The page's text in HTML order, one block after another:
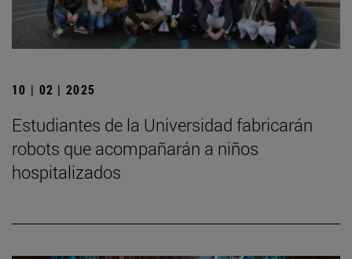
10 | 02 | 2025
Estudiantes de la Universidad fabricarán
robots que acompañarán a niños
hospitalizados